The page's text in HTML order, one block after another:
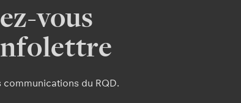
vous
communications du RQD.